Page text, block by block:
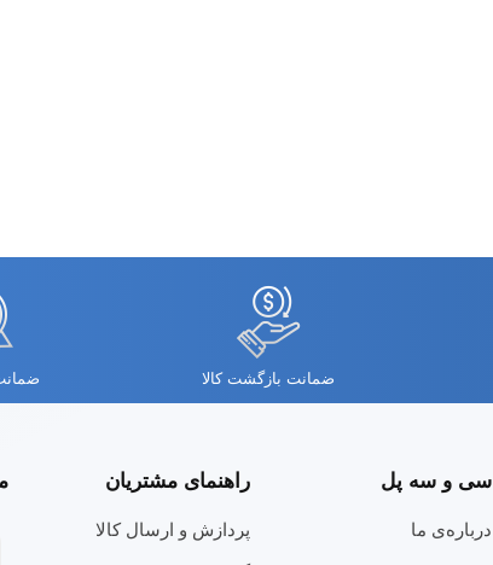
ضمانت بازگشت کالا
سی و سه پل
درباره‌ی ما
راهنمای مشتریان
پردازش و ارسال کالا